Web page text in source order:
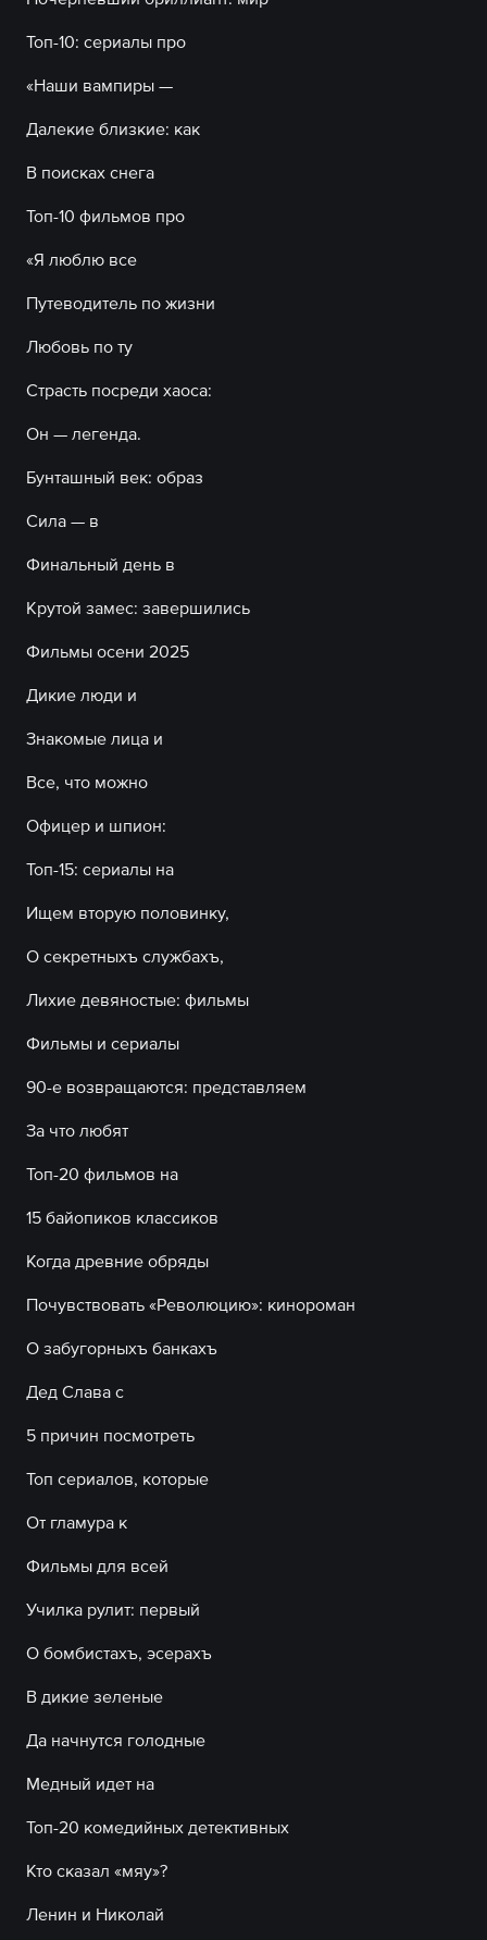
Топ-10: сериалы про
«Наши вампиры —
Далекие близкие: как
В поисках снега
Топ-10 фильмов про
«Я люблю все
Путеводитель по жизни
Любовь по ту
Страсть посреди хаоса:
Он — легенда.
Бунташный век: образ
Сила — в
Финальный день в
Крутой замес: завершились
Фильмы осени 2025
Дикие люди и
Знакомые лица и
Все, что можно
Офицер и шпион:
Топ-15: сериалы на
Ищем вторую половинку,
О секретныхъ службахъ,
Лихие девяностые: фильмы
Фильмы и сериалы
90-е возвращаются: представляем
За что любят
Топ-20 фильмов на
15 байопиков классиков
Когда древние обряды
Почувствовать «Революцию»: кинороман
О ​забугорныхъ​ банкахъ
Дед Слава с
5 причин посмотреть
Топ сериалов, которые
От гламура к
Фильмы для всей
Училка рулит: первый
О бомбистахъ, эсерахъ
В дикие зеленые
Да начнутся голодные
Медный идет на
Топ-20 комедийных детективных
Кто сказал «мяу»?
Ленин и Николай